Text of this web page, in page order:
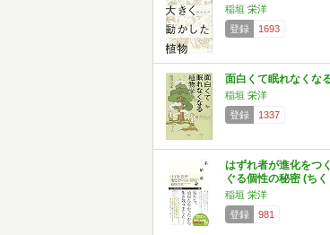
稲垣 栄洋
登録
1693
面白くて眠れなくな
稲垣 栄洋
登録
1337
はずれ者が進化をつ
ぐる個性の秘密 (ち
稲垣 栄洋
登録
981